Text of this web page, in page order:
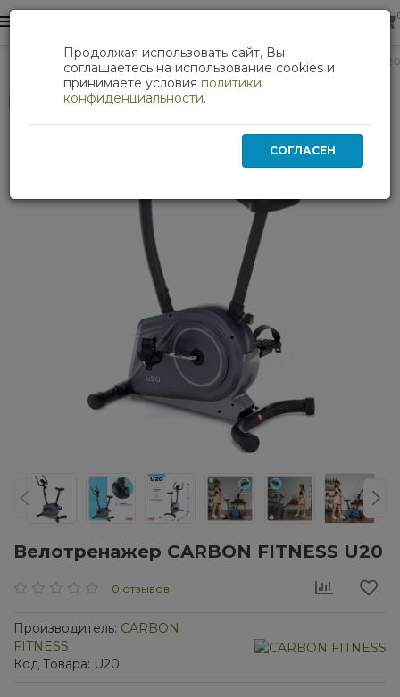
Кардиотренажеры Велотренажер CARBON FITNESS U20
Нет в наличии
Велотренажер CARBON FITNESS U20
0 отзывов
Производитель: CARBON
FITNESS
Код Товара: U20
Продолжая использовать сайт, Вы
соглашаетесь на использование cookies и
принимаете условия политики
конфиденциальности.
СОГЛАСЕН